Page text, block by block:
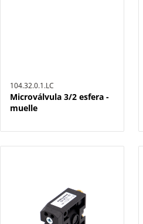
104.32.0.1.LC
Microválvula 3/2 esfera -
muelle